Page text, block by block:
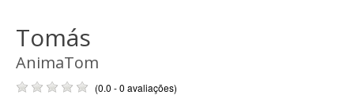
Tomás
AnimaTom
(0.0 - 0 avaliações)